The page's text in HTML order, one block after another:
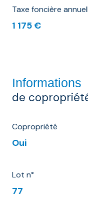
Taxe foncière
1 175 €
Informations
de
Copropriété
Oui
Lot n°
77